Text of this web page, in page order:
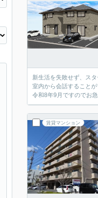
新生活を失敗せず、ス
室内から会話すること
令和8年9月ですのでお
賃貸マンション